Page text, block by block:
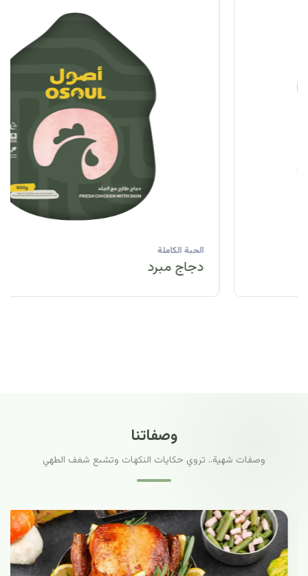
وصفاتنا
وصفات شهية.. تروي حكايات النكهات وتشبع شغف الطهي